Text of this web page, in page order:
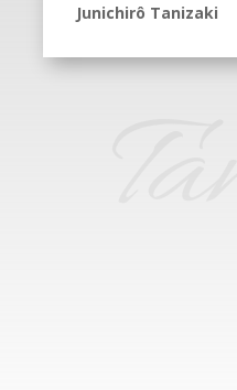
Junichirô Tanizaki